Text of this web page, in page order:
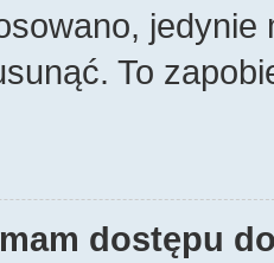
To
dostępu